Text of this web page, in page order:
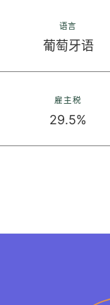
语言
葡萄牙语
雇主税
29.5%